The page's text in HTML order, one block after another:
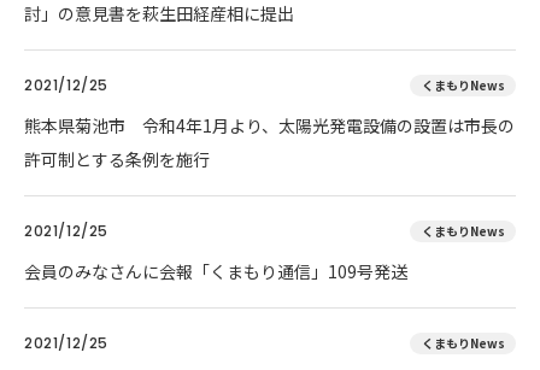
討」の意見書を萩生田経産相に提出
2021/12/25 くまもりNews
熊本県菊池市 令和4年1月より、太陽光発電設備の設置は市長の
許可制とする条例を施行
2021/12/25 くまもりNews
会員のみなさんに会報「くまもり通信」109号発送
2021/12/25 くまもりNews